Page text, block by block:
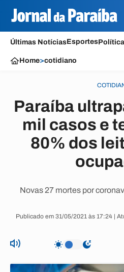
Últimas NotíciasEsportesPolítica
Home>cotidiano
Paraíba
mil casos e
80% dos
Novas 27 mortes por
Publicado em 31/05/2021 às 17:24 |